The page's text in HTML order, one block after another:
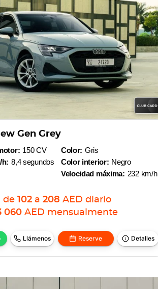
Gen Grey
150 CV
h: 8,4 segundos
Color: Gris
Color interior: Negro
Velocidad máxima: 232 km/h
de 102 a 208 AED diario
060 AED mensualmente
Llámenos Reserve Detalles